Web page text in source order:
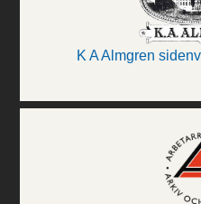
K A Almgren